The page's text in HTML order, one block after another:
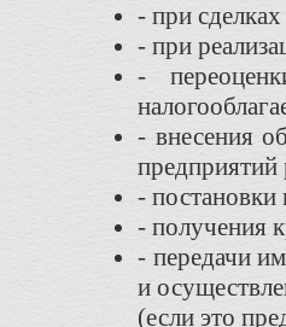
- при
- при
-
- внесения
- постановки
- получения
- передачи
и
(если это